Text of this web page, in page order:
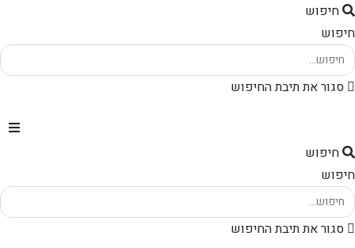
חיפוש
חיפוש
סגור את תיבת החיפוש
חיפוש
חיפוש
סגור את תיבת החיפוש